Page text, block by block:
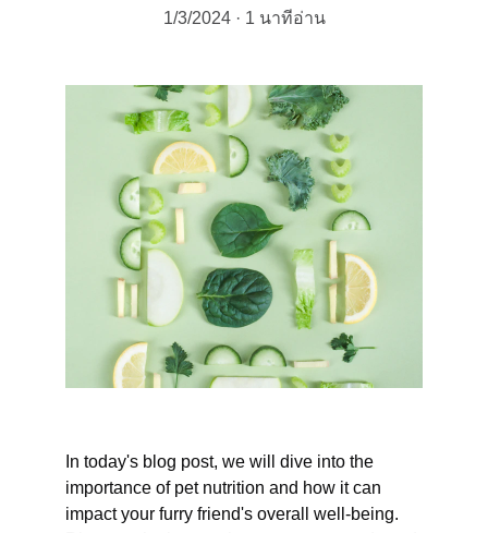
1/3/2024
1 นาทีอ่าน
In today's blog post, we will dive into the
importance of pet nutrition and how it can
impact your furry friend's overall well-being.